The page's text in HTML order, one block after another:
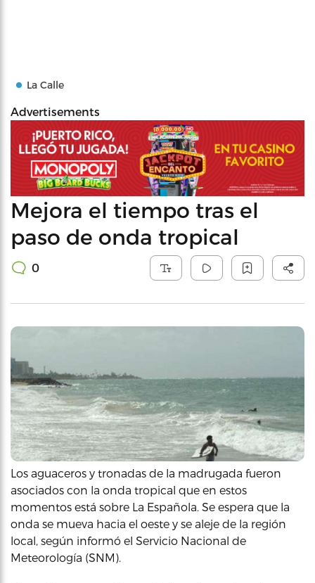
La Calle
Advertisements
Mejora el tiempo tras el
paso de onda tropical
0
Los aguaceros y tronadas de la madrugada fueron
asociados con la onda tropical que en estos
momentos está sobre La Española. Se espera que la
onda se mueva hacia el oeste y se aleje de la región
local, según informó el Servicio Nacional de
Meteorología (SNM).